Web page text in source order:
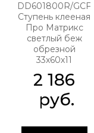
DD601800R/GCF
Ступень клееная
Про Матрикс
светлый беж
обрезной
33х60х11
2 186
руб.